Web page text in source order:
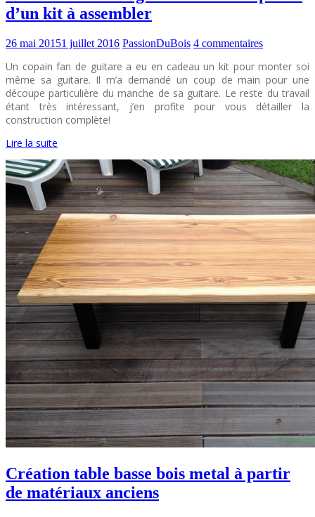
d’un kit à assembler
26 mai 20151 juillet 2016 PassionDuBois 4 commentaires
Un copain fan de guitare a eu en cadeau un kit pour monter soi
même sa guitare. Il m’a demandé un coup de main pour une
découpe particulière du manche de sa guitare. Le reste du travail
étant très intéressant, j’en profite pour vous détailler la
construction complète!
Lire la suite
Création table basse bois metal à partir
de matériaux anciens